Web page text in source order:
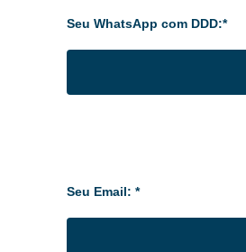
Seu WhatsApp com DDD:*
Seu Email: *